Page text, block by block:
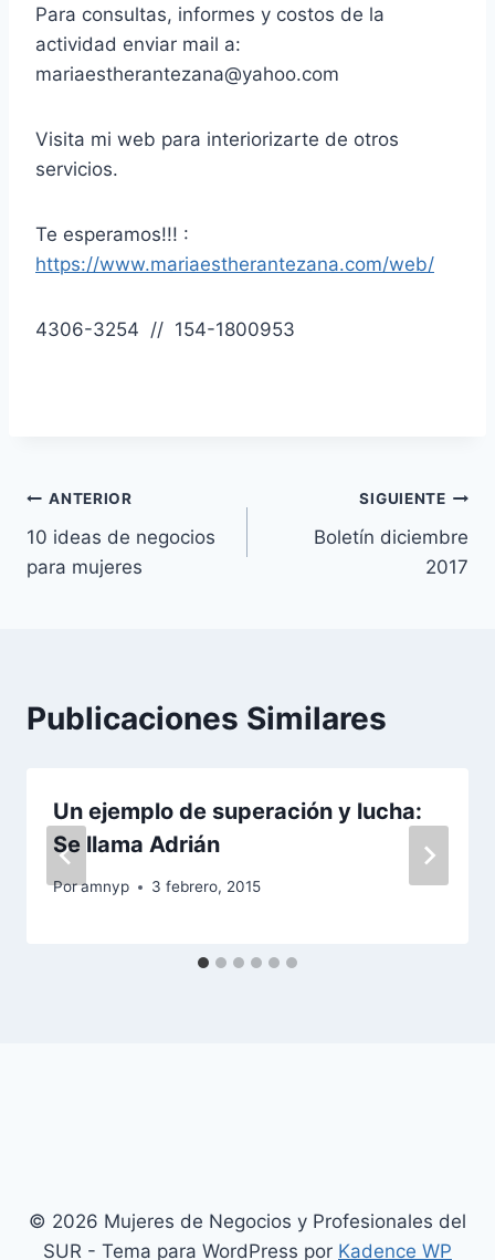
Para consultas, informes y costos de la
actividad enviar mail a:
mariaestherantezana@yahoo.com
Visita mi web para interiorizarte de otros
servicios.
Te esperamos!!! :
https://www.mariaestherantezana.com/web/
4306-3254 // 154-1800953
Navegación
de
ANTERIOR
10 ideas de negocios
para mujeres
SIGUIENTE
Boletín diciembre
2017
Publicaciones Similares
Un ejemplo de superación y lucha:
Se llama Adrián
Poramnyp 3 febrero, 2015
© 2026 Mujeres de Negocios y Profesionales del
SUR - Tema para WordPress por Kadence WP